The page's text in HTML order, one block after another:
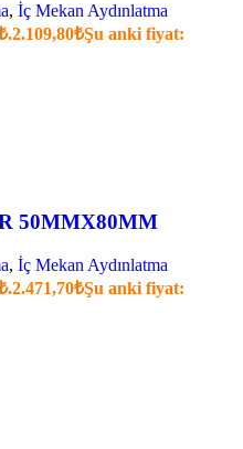
, İç Mekan Aydınlatma
2.109,80₺Şu anki fiyat:
50MMX80MM
, İç Mekan Aydınlatma
2.471,70₺Şu anki fiyat: